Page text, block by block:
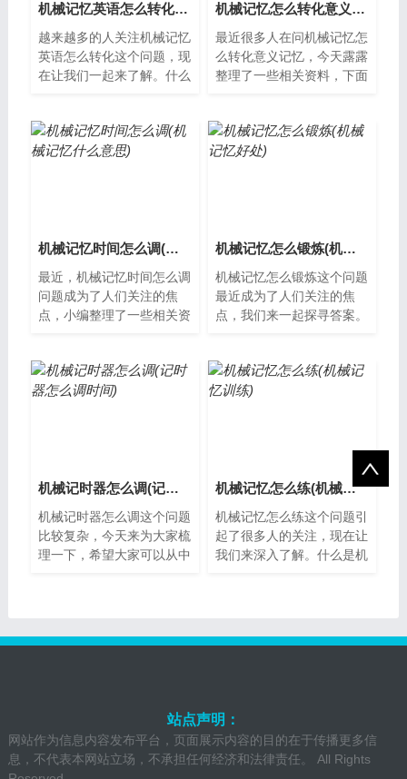
机械记忆英语怎么转化(机械记忆英语怎么转化为中文)
越来越多的人关注机械记忆
英语怎么转化这个问题，现
在让我们一起来了解。什么
能够自动完...
机械记忆怎么转化意义记忆(机械记忆与意义记忆的关系如何)
最近很多人在问机械记忆怎
么转化意义记忆，今天露露
整理了一些相关资料，下面
机械记忆是...
机械记忆时间怎么调(机械记忆什么意思)
最近，机械记忆时间怎么调
问题成为了人们关注的焦
点，小编整理了一些相关资
助。什么是机械记...
机械记忆怎么锻炼(机械记忆好处)
机械记忆怎么锻炼这个问题
最近成为了人们关注的焦
点，我们来一起探寻答案。
们在进行某项动...
机械记时器怎么调(记时器怎么调时间)
机械记时器怎么调这个问题
比较复杂，今天来为大家梳
理一下，希望大家可以从中
机械记忆怎么练(机械记忆训练)
机械记忆怎么练这个问题引
起了很多人的关注，现在让
我们来深入了解。什么是机
站点声明：
网站作为信息内容发布平台，页面展示内容的目的在于传播更多信
息，不代表本网站立场，不承担任何经济和法律责任。 All Rights